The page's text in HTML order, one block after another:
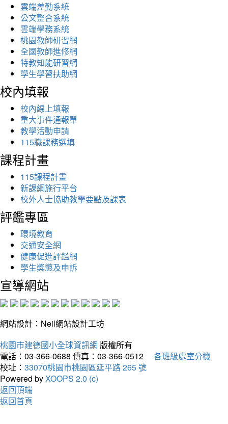
雲端差勤系統
公文整合系統
雲端學務系統
桃園教師研習網
全國教師進修網
特教知能研習網
學生學習扶助網
校內填報
校內線上填報
重大事件通報單
教學活動申請
115職課務選填
課程計畫
115課程計畫
新課綱施行平台
校外人士協助教學要點及課表
評鑑專區
環境教育
交通安全網
健康促進評鑑網
學生獎懲及申訴
宣導網站
網站設計：Neil網站設計工坊
桃園市建德國小全球資訊網 版權所有
電話：03-366-0688 傳真：03-366-0512
各班級處室分機
校址： 33070桃園市桃園區延平路 265 號
Powered byXOOPS 2.0 (c)
返回頂端
返回首頁